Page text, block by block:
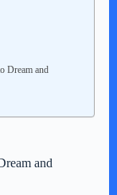
Dream and
and